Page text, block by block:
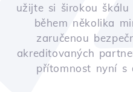
užijte si širokou
během několika
zaručenou
akreditovaných
přítomnost nyní s